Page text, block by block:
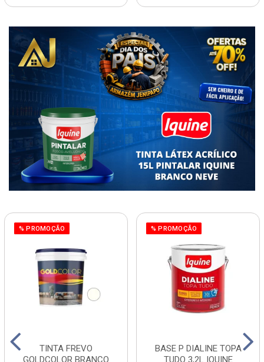
% PROMOÇÃO
TINTA FREVO
GOLDCOLOR BRANCO
% PROMOÇÃO
BASE P DIALINE TOPA
TUDO 3,2L IQUINE